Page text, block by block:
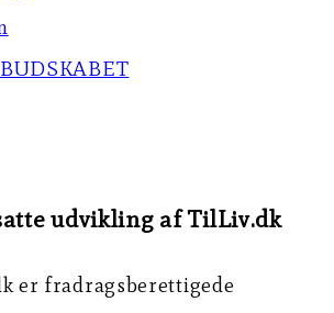
udvikling af TilLiv.dk
er fradragsberettigede